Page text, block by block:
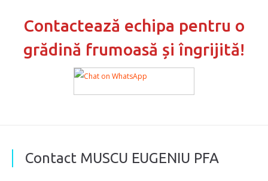
Contactează echipa pentru o
grădină frumoasă și îngrijită!
Contact MUSCU EUGENIU PFA